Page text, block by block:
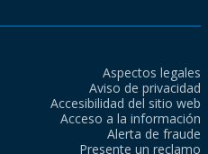
Aspectos legales
Aviso de privacidad
Accesibilidad del sitio web
Acceso a la información
Alerta de fraude
Presente un reclamo